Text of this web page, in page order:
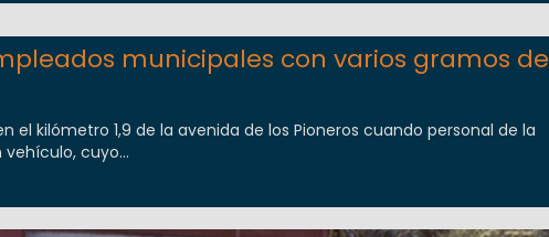
municipales con varios gramos de
el kilómetro 1,9 de la avenida de los Pioneros cuando personal de la
cuyo...